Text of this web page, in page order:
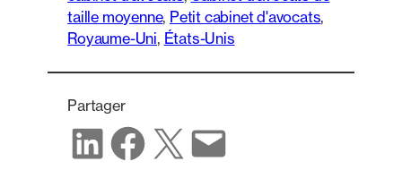
taille moyenne, Petit cabinet d'avocats
Royaume-Uni, États-Unis
Partager
Partager sur LinkedIn
Partager sur Facebook
Partager sur X Partager par e-mail